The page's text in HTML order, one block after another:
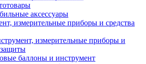
аксессуары
измерительные приборы и средства
измерительные приборы и
защиты
баллоны и инструмент